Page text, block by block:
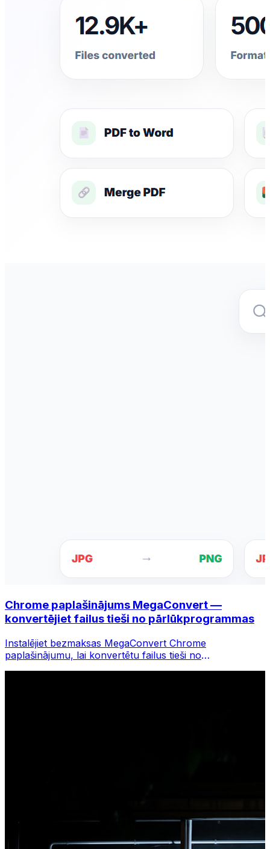
Chrome paplašinājums MegaConvert —
konvertējiet failus tieši no pārlūkprogrammas
Instalējiet bezmaksas MegaConvert Chrome
paplašinājumu, lai konvertētu failus tieši no